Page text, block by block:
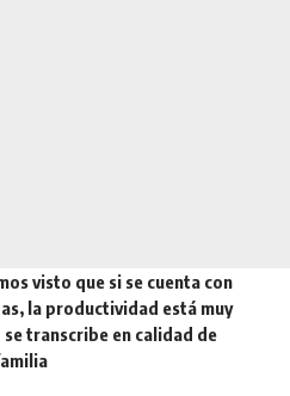
visto que si se cuenta con
la productividad está muy
transcribe en calidad de